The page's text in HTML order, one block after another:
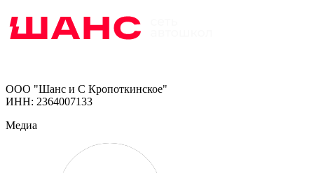
ООО "Шанс и С Кропоткинское"
ИНН: 2364007133
Медиа